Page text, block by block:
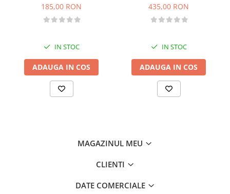
185,00 RON
IN STOC
ADAUGA IN COS
435,00 RON
IN STOC
ADAUGA IN COS
MAGAZINUL MEU
CLIENTI
DATE COMERCIALE